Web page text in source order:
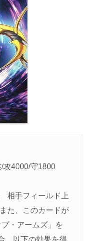
攻4000/守1800
相手フィールド上
た、このカードが
・アームズ」を